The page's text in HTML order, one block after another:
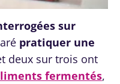
sur
pratiquer une
deux sur trois ont
fermentés,